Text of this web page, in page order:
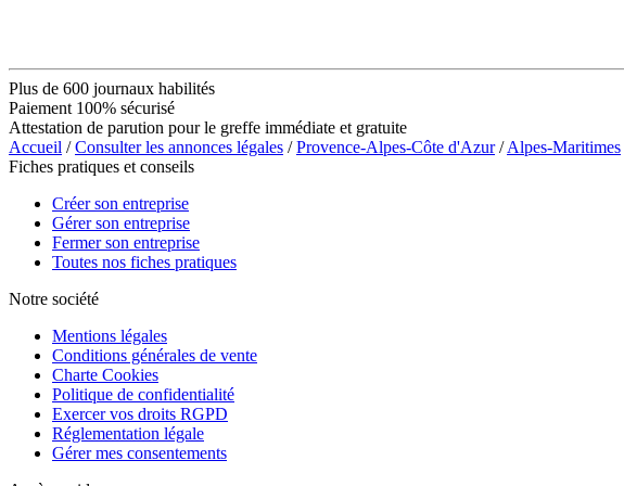
Plus de 600 journaux habilités
Paiement 100% sécurisé
Attestation de parution pour le greffe immédiate et gratuite
Accueil /Consulter les annonces légales /Provence-Alpes-Côte d'Azur/Alpes-Maritimes
Fiches pratiques et conseils
Créer son entreprise
Gérer son entreprise
Fermer son entreprise
Toutes nos fiches pratiques
Notre société
Mentions légales
Conditions générales de vente
Charte Cookies
Politique de confidentialité
Exercer vos droits RGPD
Réglementation légale
Gérer mes consentements